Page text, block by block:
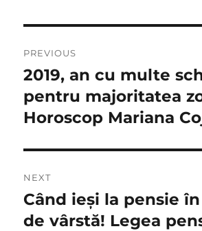
în
articole
PREVIOUS
Previous
post:
2019, an cu multe
pentru majoritatea
Horoscop Mariana
NEXT
Next
post:
Când ieși la pensie
de vârstă! Legea